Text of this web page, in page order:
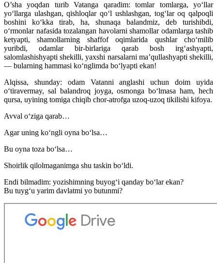
O’sha yoqdan turib Vatanga qaradim: tomlar tomlarga, yo‘llar
yo‘llarga ulashgan, qishloqlar qo‘l ushlashgan, tog‘lar oq qalpoqli
boshini ko‘kka tirab, ha, shunaqa balandmiz, deb turishibdi,
o‘rmonlar nafasida tozalangan havolarni shamollar odamlarga tashib
ketyapti, shamollarning shaffof oqimlarida qushlar cho‘milib
yuribdi, odamlar bir-birlariga qarab bosh irg‘ashyapti,
salomlashishyapti shekilli, yaxshi narsalarni ma’qullashyapti shekilli,
— bularning hammasi ko‘nglimda bo‘lyapti ekan!
Alqissa, shunday: odam Vatanni anglashi uchun doim uyida
o‘tiravermay, sal balandroq joyga, osmonga bo‘lmasa ham, hech
qursa, uyining tomiga chiqib chor-atrofga uzoq-uzoq tikilishi kifoya.
Avval o‘ziga qarab…
Agar uning ko‘ngli oyna bo‘lsa…
Bu oyna toza bo‘lsa…
Shoirlik qilolmaganimga shu taskin bo‘ldi.
Endi bilmadim: yozishimning buyog‘i qanday bo‘lar ekan?
Bu tuyg‘u yarim davlatmi yo butunmi?